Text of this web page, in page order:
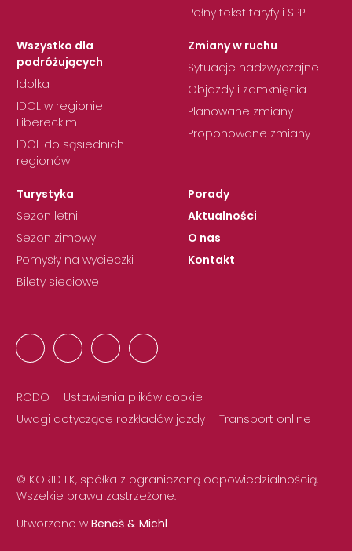
Pełny tekst taryfy i SPP
Wszystko dla
podróżujących
Idolka
IDOL w regionie
Libereckim
IDOL do sąsiednich
regionów
Zmiany w ruchu
Sytuacje nadzwyczajne
Objazdy i zamknięcia
Planowane zmiany
Proponowane zmiany
Turystyka
Sezon letni
Sezon zimowy
Pomysły na wycieczki
Bilety sieciowe
Porady
Aktualności
O nas
Kontakt
RODO
Ustawienia plików cookie
Uwagi dotyczące rozkładów jazdy
Transport online
© KORID LK, spółka z ograniczoną odpowiedzialnością,
Wszelkie prawa zastrzeżone.
Utworzono w Beneš & Michl